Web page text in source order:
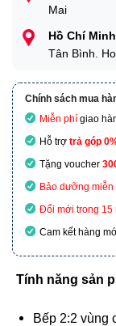
Mai
Hồ Chí
Tân Bình.
Chính sách mua
Miễn phí giao
Hỗ trợ trả góp
Tặng voucher
Bảo dưỡng miễn
Đổi mới trong 15
Cam kết hàng
Tính năng sản
Bếp 2:2 vùng